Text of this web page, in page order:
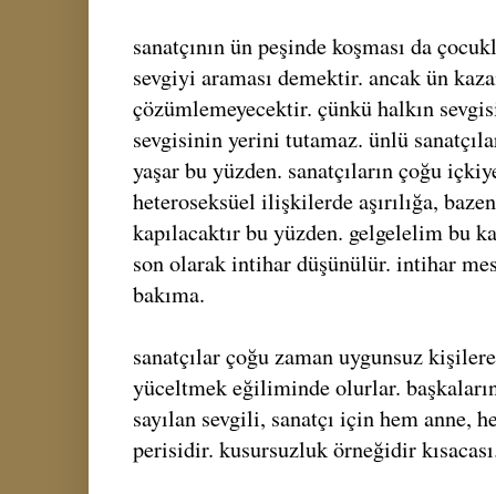
sanatçının ün peşinde koşması da
sevgiyi araması demektir. ancak ün
çözümlemeyecektir. çünkü halkın
sevgisinin yerini tutamaz. ünlü
yaşar bu yüzden. sanatçıların çoğu
heteroseksüel ilişkilerde aşırılığa,
kapılacaktır bu yüzden. gelgelelim bu
son olarak intihar düşünülür. intihar
bakıma.
sanatçılar çoğu zaman uygunsuz
yüceltmek eğiliminde olurlar.
sayılan sevgili, sanatçı için hem anne,
perisidir. kusursuzluk örneğidir